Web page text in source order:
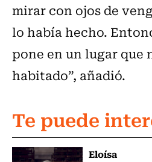
mirar con ojos de
lo había hecho.
pone en un lugar que
habitado”, añadió.
Te puede
Eloísa